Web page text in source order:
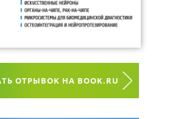
ОТРЫВОК НА BOOK.RU